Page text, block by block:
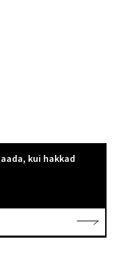
kui hakkad